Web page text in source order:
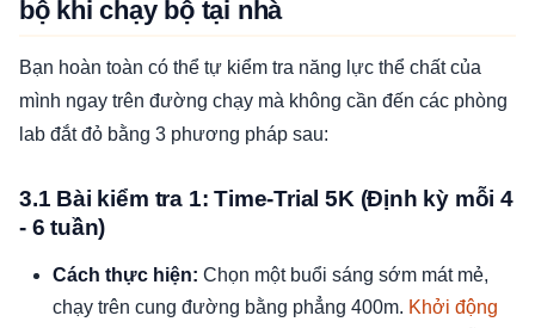
bộ khi chạy bộ tại nhà
Bạn hoàn toàn có thể tự kiểm tra năng lực thể chất của
mình ngay trên đường chạy mà không cần đến các phòng
lab đắt đỏ bằng 3 phương pháp sau:
3.1 Bài kiểm tra 1: Time-Trial 5K (Định kỳ mỗi 4
- 6 tuần)
Cách thực hiện: Chọn một buổi sáng sớm mát mẻ,
chạy trên cung đường bằng phẳng 400m. Khởi động